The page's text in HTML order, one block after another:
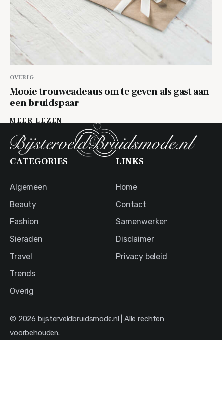
OVERIG
Mooie trouwcadeaus om te geven als gast aan
een bruidspaar
MEER LEZEN
CATEGORIES
Algemeen
Beauty
Fashion
Sieraden
Travel
Trends
Overig
LINKS
Home
Contact
Samenwerken
Disclaimer
Privacy beleid
© 2026 bijsterveldbruidsmode.nl | Alle rechten
voorbehouden.